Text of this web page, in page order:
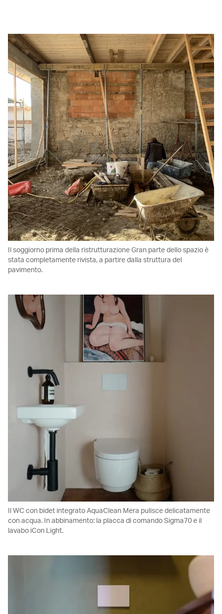
Il soggiorno prima della ristrutturazione Gran parte dello spazio è
stata completamente rivista, a partire dalla struttura del
pavimento.
Il WC con bidet integrato AquaClean Mera pulisce delicatamente
con acqua. In abbinamento: la placca di comando Sigma70 e il
lavabo iCon Light.